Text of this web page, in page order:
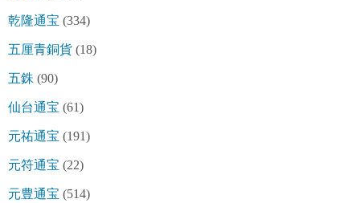
乾隆通宝 (334)
五厘青銅貨 (18)
五銖 (90)
仙台通宝 (61)
元祐通宝 (191)
元符通宝 (22)
元豊通宝 (514)